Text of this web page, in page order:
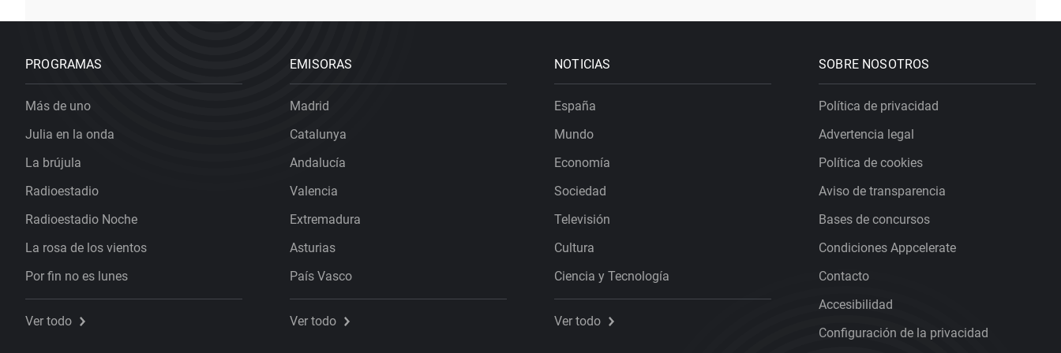
PROGRAMAS
Más de uno
Julia en la onda
La brújula
Radioestadio
Radioestadio Noche
La rosa de los vientos
Por fin no es lunes
Ver todo
EMISORAS
Madrid
Catalunya
Andalucía
Valencia
Extremadura
Asturias
País Vasco
Ver todo
NOTICIAS
España
Mundo
Economía
Sociedad
Televisión
Cultura
Ciencia y Tecnología
Ver todo
SOBRE NOSOTROS
Política de privacidad
Advertencia legal
Política de cookies
Aviso de transparencia
Bases de concursos
Condiciones Appcelerate
Contacto
Accesibilidad
Configuración de la privacidad